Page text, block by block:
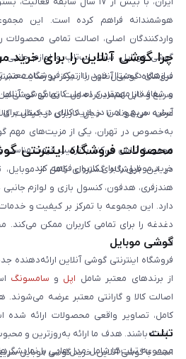
هوشمندانه فراهم کرده است. این
واردکنندگان اصلی، اصالت تمامی
گوشی موبایل، تبلت، لپ‌تاپ و لوازم جانبی
نیازهای دیجیتال خود را از یک فروشگاه
و شفاف از مهم‌ترین اصول کاری گوشی
آسان، سریع و امن در خرید کالای دیجیتال برای
چرا گوشی آنلاین را برای خرید
فروشگاه گوشی آنلاین با تمرکز بر رضایت
سریع و قابل اعتماد کرده است. تمامی گوشی‌ها
عرضه می‌شوند تا خیال کاربران از کیفیت
به‌خصوص در تهران، یکی از مزیت‌های مهم
مجموعه تلاش می‌کند با ترکیب قیمت مناسب
خرید موبایل را برای کاربران فراهم کند.
محصولات فروشگاه اینترنتی
در این فروشگاه گستره‌ای کامل از
هندزفری، هدفون، کنسول بازی و لوازم جانبی
دارد. این مجموعه با تمرکز بر کیفیت و
دغدغه را برای تمامی کاربران ممکن می‌کند.
است:
گوشی موبایل
فروشگاه اینترنتی گوشی آنلاین
از برندهای معتبر شامل اپل و سامسونگ
اصالت کالا و گارانتی معتبر عرضه
کامل، تصاویر واقعی محصولات ارائه شده
داشته باشند. هدف ما ارائه به‌روزترین و
است. با گوشی آنلاین، خرید گوشی موبایل
تبلت
مجموعه تبلت‌ها شامل مدل‌هایی با